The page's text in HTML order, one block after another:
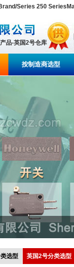
Series 250
品-英国2号仓库
按制造商选型
选型 英国2号分类选型